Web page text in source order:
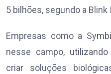
5 bilhões, segundo a Blink
Empresas como a
nesse campo,
criar soluções